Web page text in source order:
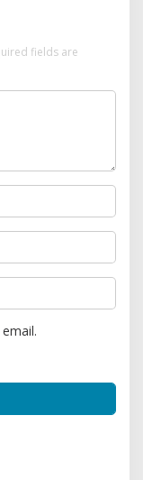
fields are